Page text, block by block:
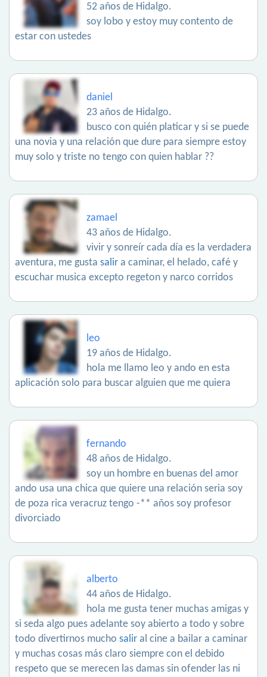
52 años de Hidalgo.
soy lobo y estoy muy contento de
estar con ustedes
daniel
23 años de Hidalgo.
busco con quién platicar y si se puede
una novia y una relación que dure para siempre estoy
muy solo y triste no tengo con quien hablar ??
zamael
43 años de Hidalgo.
vivir y sonreír cada día es la verdadera
aventura, me gusta salir a caminar, el helado, café y
escuchar musica excepto regeton y narco corridos
leo
19 años de Hidalgo.
hola me llamo leo y ando en esta
aplicación solo para buscar alguien que me quiera
fernando
48 años de Hidalgo.
soy un hombre en buenas del amor
ando usa una chica que quiere una relación seria soy
de poza rica veracruz tengo -** años soy profesor
divorciado
alberto
44 años de Hidalgo.
hola me gusta tener muchas amigas y
si seda algo pues adelante soy abierto a todo y sobre
todo divertirnos mucho salir al cine a bailar a caminar
y muchas cosas más claro siempre con el debido
respeto que se merecen las damas sin ofender las ni